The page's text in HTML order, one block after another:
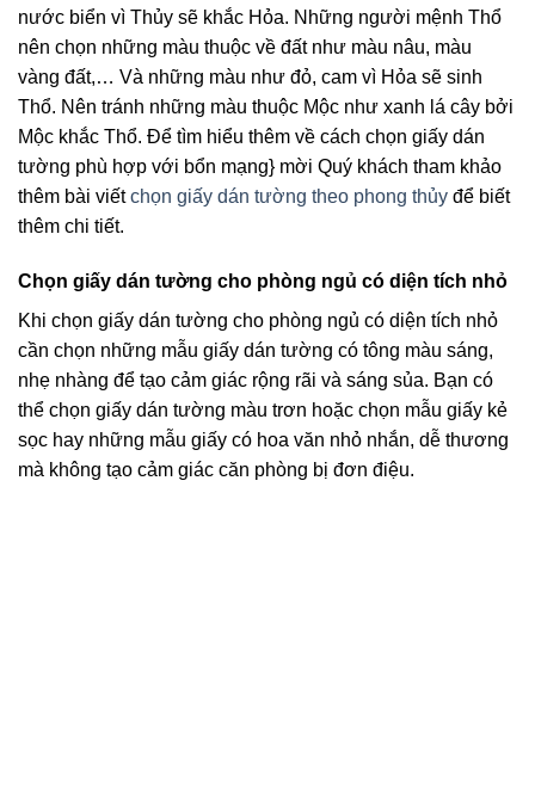
nước biển vì Thủy sẽ khắc Hỏa. Những người mệnh Thổ
nên chọn những màu thuộc về đất như màu nâu, màu
vàng đất,… Và những màu như đỏ, cam vì Hỏa sẽ sinh
Thổ. Nên tránh những màu thuộc Mộc như xanh lá cây bởi
Mộc khắc Thổ. Để tìm hiểu thêm về cách chọn giấy dán
tường phù hợp với bổn mạng} mời Quý khách tham khảo
thêm bài viếtchọn giấy dán tường theo phong thủy để biết
thêm chi tiết.
Chọn giấy dán tường cho phòng ngủ có diện tích nhỏ
Khi chọn giấy dán tường cho phòng ngủ có diện tích nhỏ
cần chọn những mẫu giấy dán tường có tông màu sáng,
nhẹ nhàng để tạo cảm giác rộng rãi và sáng sủa. Bạn có
thể chọn giấy dán tường màu trơn hoặc chọn mẫu giấy kẻ
sọc hay những mẫu giấy có hoa văn nhỏ nhắn, dễ thương
mà không tạo cảm giác căn phòng bị đơn điệu.